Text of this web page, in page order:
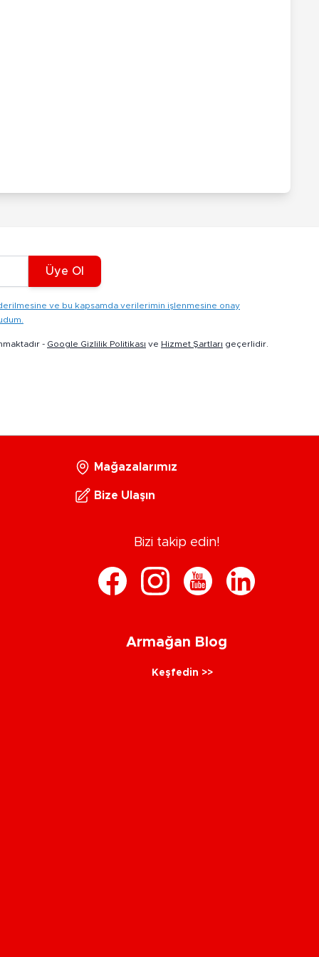
Üye Ol
ve bu kapsamda verilerimin işlenmesine onay
- Google Gizlilik Politikası ve Hizmet Şartları geçerlidir.
Mağazalarımız
Bize Ulaşın
Bizi takip edin!
Armağan Blog
Keşfedin >>